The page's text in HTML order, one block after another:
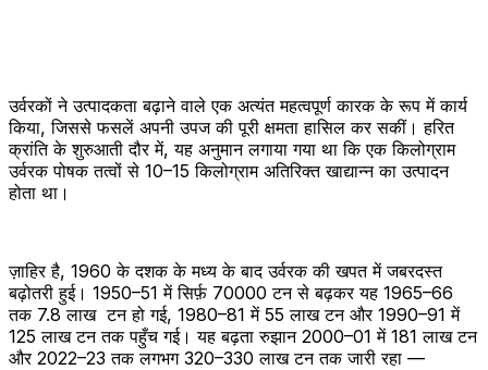
उर्वरकों ने उत्पादकता बढ़ाने वाले एक अत्यंत महत्वपूर्ण कारक के रूप में कार्य
किया, जिससे फसलें अपनी उपज की पूरी क्षमता हासिल कर सकीं। हरित
क्रांति के शुरुआती दौर में, यह अनुमान लगाया गया था कि एक किलोग्राम
उर्वरक पोषक तत्वों से 10–15 किलोग्राम अतिरिक्त खाद्यान्न का उत्पादन
होता था।
ज़ाहिर है, 1960 के दशक के मध्य के बाद उर्वरक की खपत में जबरदस्त
बढ़ोतरी हुई। 1950–51 में सिर्फ़ 70000 टन से बढ़कर यह 1965–66
तक 7.8 लाख टन हो गई, 1980–81 में 55 लाख टन और 1990–91 में
125 लाख टन तक पहुँच गई। यह बढ़ता रुझान 2000–01 में 181 लाख टन
और 2022–23 तक लगभग 320–330 लाख टन तक जारी रहा —